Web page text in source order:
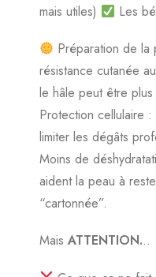
mais utiles)
Les
Préparation de
résistance cutanée
le hâle peut être
Protection cellulaire
limiter les dégâts
Moins de
aident la peau à
“cartonnée”.
Mais ATTENTION...